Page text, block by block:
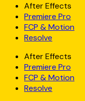
After Effects
Premiere Pro
FCP & Motion
Resolve
After Effects
Premiere Pro
FCP & Motion
Resolve